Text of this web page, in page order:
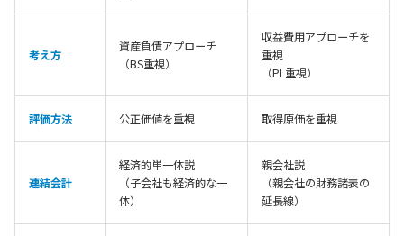
考え方
資産負債アプローチ
（BS重視）
収益費用アプローチを
重視
（PL重視）
評価方法 公正価値を重視 取得原価を重視
連結会計
経済的単一体説
（子会社も経済的な一
体）
親会社説
（親会社の財務諸表の
延長線）